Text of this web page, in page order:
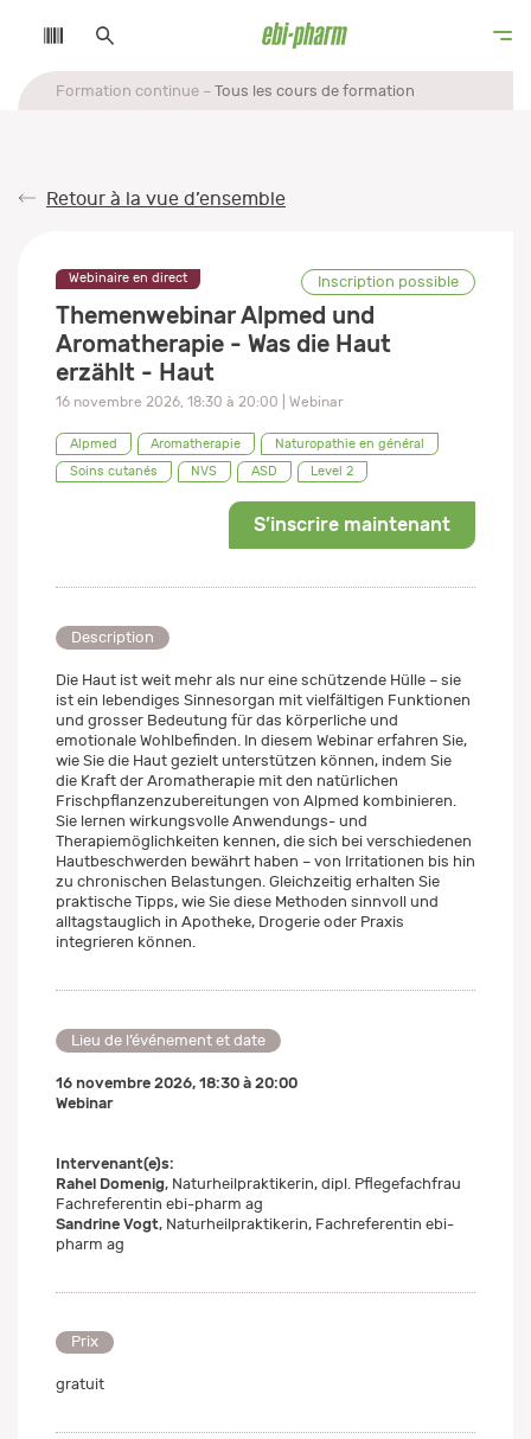
Formation continue Tous les cours de formation
Retour à la vue d’ensemble
Webinaire en direct Inscription possible
Themenwebinar Alpmed und
Aromatherapie - Was die Haut
erzählt - Haut
16 novembre 2026, 18:30 à 20:00 | Webinar
Alpmed Aromatherapie
Naturopathie en général
Soins cutanés
NVS ASD Level 2
S’inscrire maintenant
Description
Die Haut ist weit mehr als nur eine schützende Hülle – sie
ist ein lebendiges Sinnesorgan mit vielfältigen Funktionen
und grosser Bedeutung für das körperliche und
emotionale Wohlbefinden. In diesem Webinar erfahren Sie,
wie Sie die Haut gezielt unterstützen können, indem Sie
die Kraft der Aromatherapie mit den natürlichen
Frischpflanzenzubereitungen von Alpmed kombinieren.
Sie lernen wirkungsvolle Anwendungs- und
Therapiemöglichkeiten kennen, die sich bei verschiedenen
Hautbeschwerden bewährt haben – von Irritationen bis hin
zu chronischen Belastungen. Gleichzeitig erhalten Sie
praktische Tipps, wie Sie diese Methoden sinnvoll und
alltagstauglich in Apotheke, Drogerie oder Praxis
integrieren können.
Lieu de l’événement et date
16 novembre 2026, 18:30 à 20:00
Webinar
Intervenant(e)s:
Rahel Domenig, Naturheilpraktikerin, dipl. Pflegefachfrau
Fachreferentin ebi-pharm ag
Sandrine Vogt, Naturheilpraktikerin, Fachreferentin ebi-
pharm ag
Prix
gratuit